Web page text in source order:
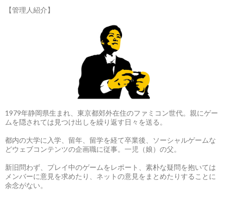
【管理人紹介】
1979年静岡県生まれ、東京都郊外在住のファミコン世代。親にゲー
ムを隠されては見つけ出しを繰り返す日々を送る。
都内の大学に入学、留年、留学を経て卒業後、ソーシャルゲームな
どウェブコンテンツの企画職に従事。一児（娘）の父。
新旧問わず、プレイ中のゲームをレポート、素朴な疑問を抱いては
メンバーに意見を求めたり、ネットの意見をまとめたりすることに
余念がない。